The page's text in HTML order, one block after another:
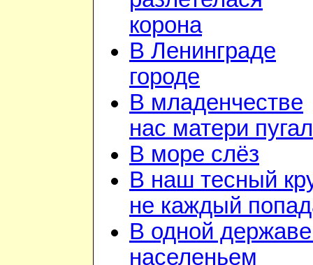
корона
В Ленинграде
городе
В младенчестве
нас матери
В море слёз
В наш тесный
не каждый
В одной
населеньем